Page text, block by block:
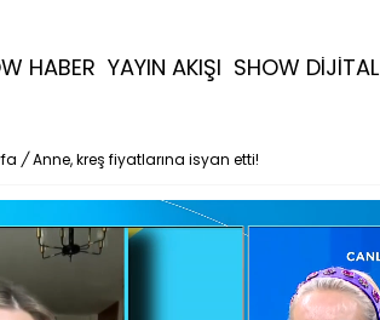
HABER YAYIN AKIŞI SHOW DİJİTAL
/ Anne, kreş fiyatlarına isyan etti!